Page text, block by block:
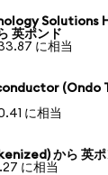
Solutions
英ポンド
に相当
(Ondo
に相当
から 英ポ
に相当